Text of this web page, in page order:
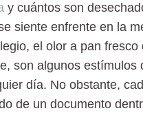
y cuántos son
siente enfrente en la
el olor a pan fresco
son algunos estímulos
día. No obstante,
de un documento